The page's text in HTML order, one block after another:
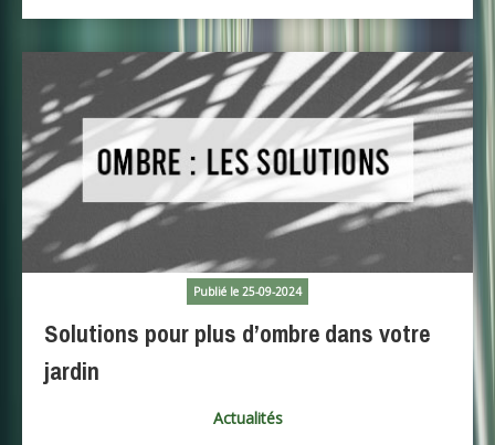
Publié le 25-09-2024
Solutions pour plus d’ombre dans votre
jardin
Actualités